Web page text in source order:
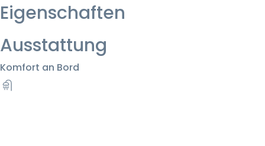
Eigenschaften
Ausstattung
Komfort an Bord